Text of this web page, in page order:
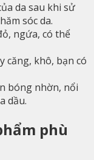
da sau khi sử
sóc da.
ngứa, có thể
căng, khô, bạn có
bóng nhờn, nổi
dầu.
phù